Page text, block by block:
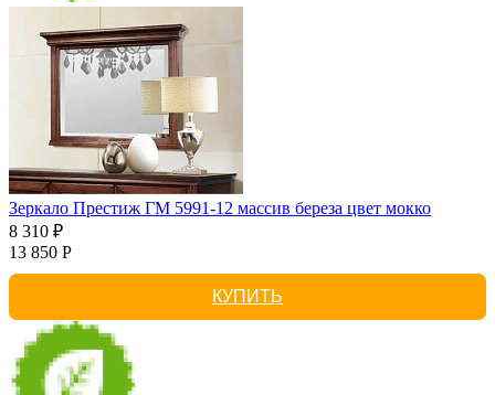
Зеркало Престиж ГМ 5991-12 массив береза цвет мокко
8 310 ₽
13 850 Р
КУПИТЬ